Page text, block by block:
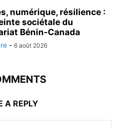
numérique, résilience :
sociétale du
Bénin-Canada
- 6 août 2026
A REPLY